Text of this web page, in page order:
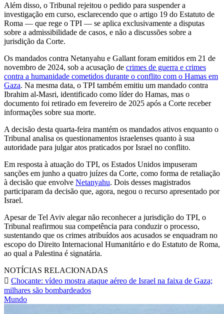
Além disso, o Tribunal rejeitou o pedido para suspender a
investigação em curso, esclarecendo que o artigo 19 do Estatuto de
Roma — que rege o TPI — se aplica exclusivamente a disputas
sobre a admissibilidade de casos, e não a discussões sobre a
jurisdição da Corte.
Os mandados contra Netanyahu e Gallant foram emitidos em 21 de
novembro de 2024, sob a acusação de crimes de guerra e crimes
contra a humanidade cometidos durante o conflito com o Hamas em
Gaza. Na mesma data, o TPI também emitiu um mandado contra
Ibrahim al-Masri, identificado como líder do Hamas, mas o
documento foi retirado em fevereiro de 2025 após a Corte receber
informações sobre sua morte.
A decisão desta quarta-feira mantém os mandados ativos enquanto o
Tribunal analisa os questionamentos israelenses quanto à sua
autoridade para julgar atos praticados por Israel no conflito.
Em resposta à atuação do TPI, os Estados Unidos impuseram
sanções em junho a quatro juízes da Corte, como forma de retaliação
à decisão que envolve Netanyahu. Dois desses magistrados
participaram da decisão que, agora, negou o recurso apresentado por
Israel.
Apesar de Tel Aviv alegar não reconhecer a jurisdição do TPI, o
Tribunal reafirmou sua competência para conduzir o processo,
sustentando que os crimes atribuídos aos acusados se enquadram no
escopo do Direito Internacional Humanitário e do Estatuto de Roma,
ao qual a Palestina é signatária.
NOTÍCIAS RELACIONADAS
Chocante: vídeo mostra ataque aéreo de Israel na faixa de Gaza;
milhares são bombardeados
Mundo